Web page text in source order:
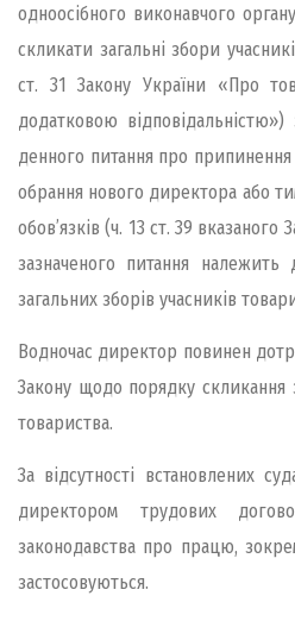
одноосібного виконавчого
скликати загальні збори
ст. 31 Закону України «Про
додатковою
денного питання про
обрання нового директора або
обов’язків (ч. 13 ст. 39 вказаного
зазначеного питання належить
загальних зборів учасників
Водночас директор повинен
Закону щодо порядку скликання
товариства.
За відсутності встановлених
директором трудових
законодавства про працю,
застосовуються.